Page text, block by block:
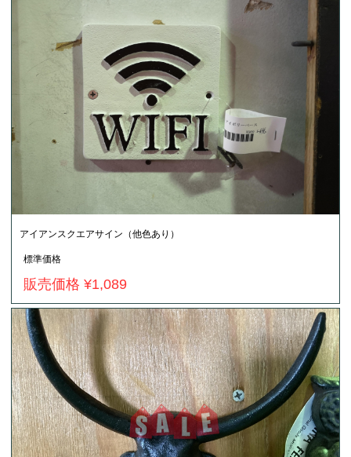
アイアンスクエアサイン（他色あり）
標準価格
販売価格 ¥1,089